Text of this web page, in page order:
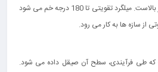
میلگردها، مقاومت کششی بسیار بالاست. میلگرد تقویتی تا 180 درجه خم می‌ شود
از سازه‌ ها به کار می رود.
که طی فرآیندی، سطح آن صیقل داده می‌ شود.